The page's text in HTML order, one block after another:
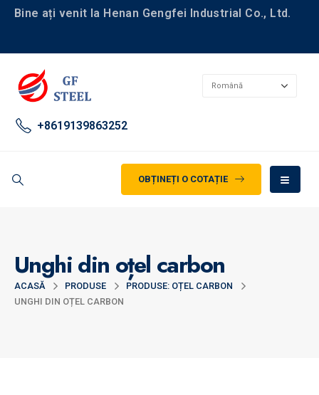
Bine ați venit la Henan Gengfei Industrial Co., Ltd.
+8619139863252
OBȚINEȚI O COTAȚIE
Unghi din oțel carbon
ACASĂ PRODUSE
PRODUSE: OȚEL CARBON
UNGHI DIN OȚEL CARBON